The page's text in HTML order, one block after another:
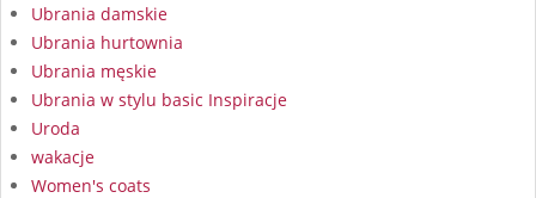
Ubrania damskie
Ubrania hurtownia
Ubrania męskie
Ubrania w stylu basic Inspiracje
Uroda
wakacje
Women's coats